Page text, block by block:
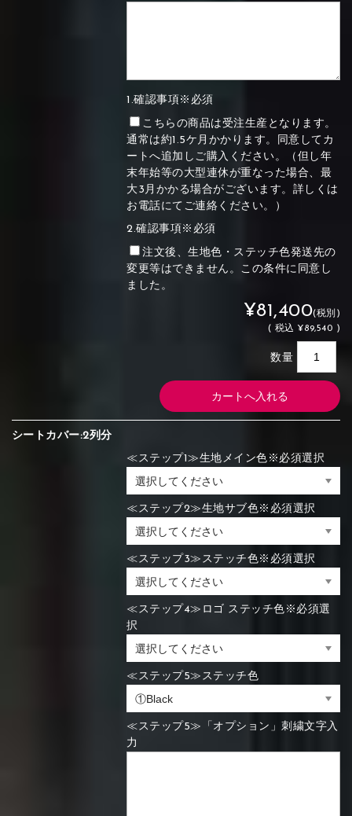
1.確認事項※必須
こちらの商品は受注生産となります。
通常は約1.5ケ月かかります。同意してカ
ートへ追加しご購入ください。（但し年
末年始等の大型連休が重なった場合、最
大3月かかる場合がございます。詳しくは
お電話にてご連絡ください。）
2.確認事項※必須
注文後、生地色・ステッチ色発送先の
変更等はできません。この条件に同意し
ました。
¥81,400(税別)
( 税込 ¥89,540 )
数量
シートカバー:2列分
≪ステップ1≫生地メイン色※必須選択
≪ステップ2≫生地サブ色※必須選択
≪ステップ3≫ステッチ色※必須選択
≪ステップ4≫ロゴ ステッチ色※必須選
択
≪ステップ5≫ステッチ色
≪ステップ5≫「オプション」刺繍文字入
力